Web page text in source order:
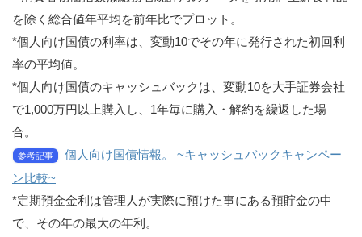
を除く総合値年平均を前年比でプロット。
*個人向け国債の利率は、変動10でその年に発行された初回利
率の平均値。
*個人向け国債のキャッシュバックは、変動10を大手証券会社
で1,000万円以上購入し、1年毎に購入・解約を繰返した場
合。
参考記事
個人向け国債情報。 ~キャッシュバックキャンペー
ン比較~
*定期預金金利は管理人が実際に預けた事にある預貯金の中
で、その年の最大の年利。